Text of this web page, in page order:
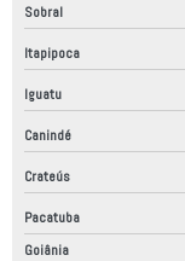
Sobral
Itapipoca
Iguatu
Canindé
Crateús
Pacatuba
Goiânia